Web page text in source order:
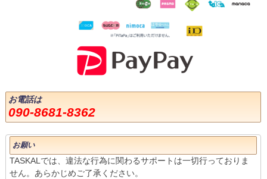
お電話は
090-8681-8362
お願い
TASKALでは、違法な行為に関わるサポートは一切行っておりま
せん。あらかじめご了承ください。